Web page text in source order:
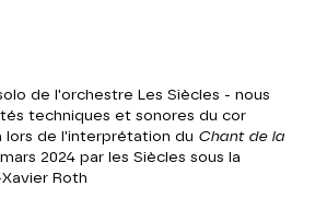
de l'orchestre Les Siècles - nous
techniques et sonores du cor
lors de l'interprétation du Chant de la
2024 par les Siècles sous la
Roth